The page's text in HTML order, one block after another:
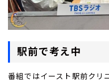
駅前で考え中
番組ではイースト駅前クリ